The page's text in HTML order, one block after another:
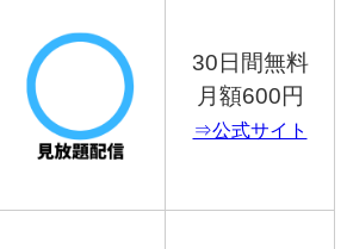
30日間無料
月額600円
⇒公式サイト